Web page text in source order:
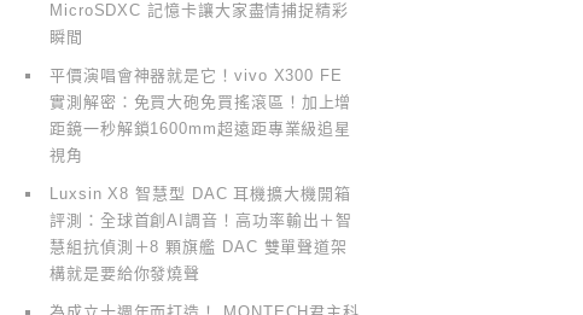
MicroSDXC 記憶卡讓大家盡情捕捉精彩
瞬間
平價演唱會神器就是它！vivo X300 FE
實測解密：免買大砲免買搖滾區！加上增
距鏡一秒解鎖1600mm超遠距專業級追星
視角
Luxsin X8 智慧型 DAC 耳機擴大機開箱
評測：全球首創AI調音！高功率輸出＋智
慧組抗偵測＋8 顆旗艦 DAC 雙單聲道架
構就是要給你發燒聲